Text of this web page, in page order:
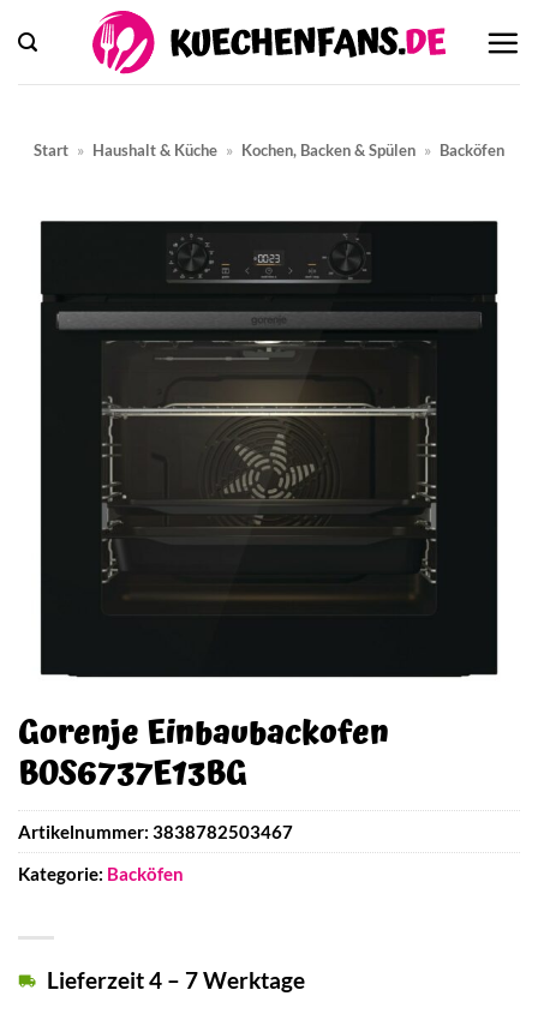
Inhalt
springen
Start » Haushalt & Küche » Kochen, Backen & Spülen » Backöfen
Gorenje Einbaubackofen
BOS6737E13BG
Lieferzeit 4 – 7 Werktage
Artikelnummer: 3838782503467
Kategorie: Backöfen